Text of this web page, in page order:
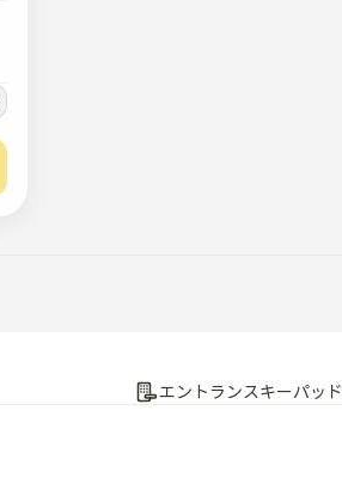
エントランスキーパッド